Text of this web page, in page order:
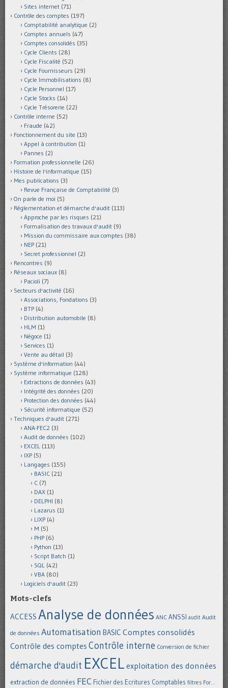
Sites internet (71)
Contrôle des comptes (197)
Comptabilité analytique (2)
Comptes annuels (47)
Comptes consolidés (35)
Cycle Clients (28)
Cycle Fiscalité (52)
Cycle Fournisseurs (29)
Cycle Immobilisations (8)
Cycle Personnel (17)
Cycle Stocks (14)
Cycle Trésorerie (22)
Contrôle interne (52)
Fraude (42)
Fonctionnement du site (13)
Appel à contribution (1)
Pannes (2)
Formation professionnelle (26)
Histoire de l'informatique (15)
Mes publications (3)
Revue Française de Comptabilité (3)
On parle de moi (5)
Réglementation et démarche d'audit (113)
Approche par les risques (21)
Formalisation des travaux d'audit (9)
Mission du commissaire aux comptes (38)
NEP (21)
Secret professionnel (2)
Rencontres (9)
Réseaux sociaux (8)
Pacioli (7)
Secteurs d'activité (16)
Associations, Fondations (3)
BTP (4)
Distribution automobile (8)
HLM (1)
Négoce (1)
Services (1)
Vente au détail (3)
Système d'information (44)
Système informatique (128)
Extractions de données (43)
Intégrité des données (20)
Protection des données (44)
Sécurité informatique (52)
Techniques d'audit (271)
ANA-FEC2 (3)
Audit de données (102)
EXCEL (113)
IXP (5)
Langages (155)
BASIC (21)
C (7)
DAX (1)
DELPHI (8)
Lazarus (1)
LIXP (4)
M (5)
PHP (6)
Python (13)
Script Batch (1)
SQL (42)
VBA (80)
Logiciels d'audit (23)
Mots-clefs
ACCESS Analyse de données ANC ANSSI audit Audit
de données Automatisation BASIC Comptes consolidés
Contrôle des comptes Contrôle interne Conversion de fichier
démarche d'audit EXCEL exploitation des données
extraction de données FEC Fichier des Ecritures Comptables filtres For...